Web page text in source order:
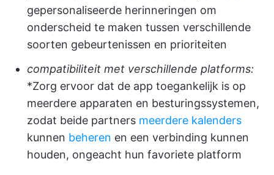
gepersonaliseerde herinneringen om
onderscheid te maken tussen verschillende
soorten gebeurtenissen en prioriteiten
compatibiliteit met verschillende platforms:
*Zorg ervoor dat de app toegankelijk is op
meerdere apparaten en besturingssystemen,
zodat beide partners meerdere kalenders
kunnen beheren en een verbinding kunnen
houden, ongeacht hun favoriete platform